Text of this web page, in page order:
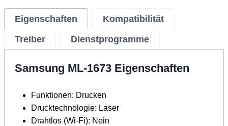
Eigenschaften
Kompatibilität
Treiber
Dienstprogramme
Samsung ML-1673 Eigenschaften
Funktionen: Drucken
Drucktechnologie: Laser
Drahtlos (Wi-Fi): Nein